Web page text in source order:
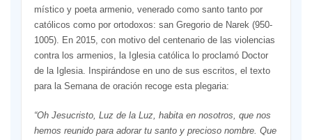
místico y poeta armenio, venerado como santo tanto por
católicos como por ortodoxos: san Gregorio de Narek (950-
1005). En 2015, con motivo del centenario de las violencias
contra los armenios, la Iglesia católica lo proclamó Doctor
de la Iglesia. Inspirándose en uno de sus escritos, el texto
para la Semana de oración recoge esta plegaria:
“Oh Jesucristo, Luz de la Luz, habita en nosotros, que nos
hemos reunido para adorar tu santo y precioso nombre. Que